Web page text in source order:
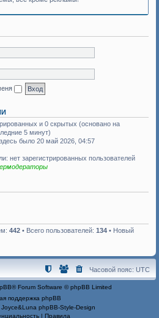
и 0 скрытых (основано на
5 минут)
было 20 май 2026, 04:57
нет зарегистрированных пользователей
442 • Всего пользователей: 134 • Новый
Часовой пояс: UTC
® Forum Software © phpBB Limited
поддержка phpBB
phpBB-Style-Design
| Правила